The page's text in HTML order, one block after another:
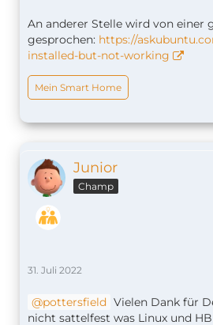
An anderer Stelle wird von einer
gesprochen: https://
installed-but-not-working
Mein Smart Home
Junior
Champ
31. Juli 2022
pottersfield Vielen Dank für
nicht sattelfest was Linux und